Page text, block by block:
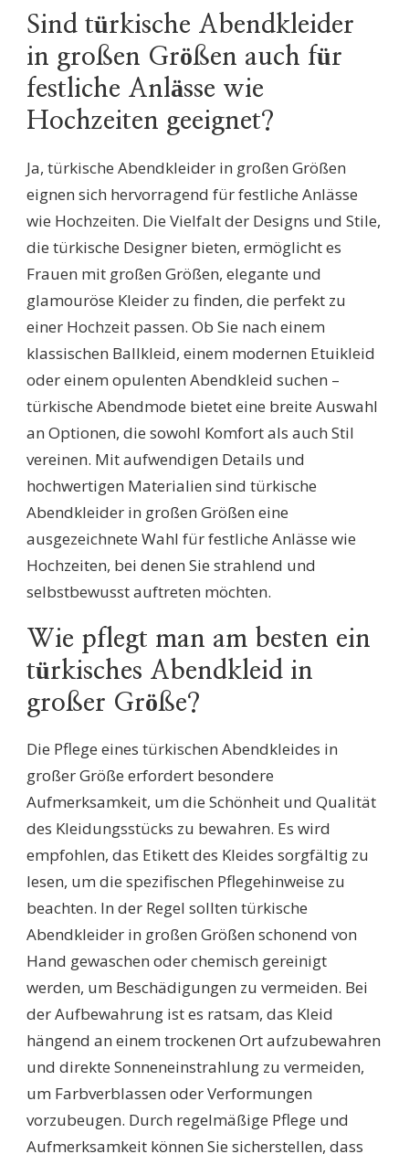
Sind türkische Abendkleider
in großen Größen auch für
festliche Anlässe wie
Hochzeiten geeignet?
Ja, türkische Abendkleider in großen Größen
eignen sich hervorragend für festliche Anlässe
wie Hochzeiten. Die Vielfalt der Designs und Stile,
die türkische Designer bieten, ermöglicht es
Frauen mit großen Größen, elegante und
glamouröse Kleider zu finden, die perfekt zu
einer Hochzeit passen. Ob Sie nach einem
klassischen Ballkleid, einem modernen Etuikleid
oder einem opulenten Abendkleid suchen –
türkische Abendmode bietet eine breite Auswahl
an Optionen, die sowohl Komfort als auch Stil
vereinen. Mit aufwendigen Details und
hochwertigen Materialien sind türkische
Abendkleider in großen Größen eine
ausgezeichnete Wahl für festliche Anlässe wie
Hochzeiten, bei denen Sie strahlend und
selbstbewusst auftreten möchten.
Wie pflegt man am besten ein
türkisches Abendkleid in
großer Größe?
Die Pflege eines türkischen Abendkleides in
großer Größe erfordert besondere
Aufmerksamkeit, um die Schönheit und Qualität
des Kleidungsstücks zu bewahren. Es wird
empfohlen, das Etikett des Kleides sorgfältig zu
lesen, um die spezifischen Pflegehinweise zu
beachten. In der Regel sollten türkische
Abendkleider in großen Größen schonend von
Hand gewaschen oder chemisch gereinigt
werden, um Beschädigungen zu vermeiden. Bei
der Aufbewahrung ist es ratsam, das Kleid
hängend an einem trockenen Ort aufzubewahren
und direkte Sonneneinstrahlung zu vermeiden,
um Farbverblassen oder Verformungen
vorzubeugen. Durch regelmäßige Pflege und
Aufmerksamkeit können Sie sicherstellen, dass